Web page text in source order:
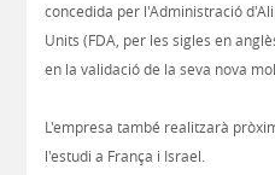
concedida per l'Administració
Units (FDA, per les sigles en
en la validació de la seva nova
L'empresa també realitzarà
l'estudi a França i Israel.